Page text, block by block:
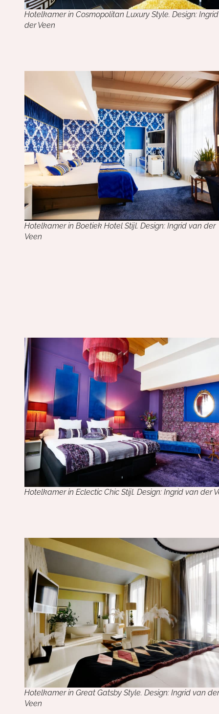
Hotelkamer in Cosmopolitan Luxury Style. Design:
der Veen
Hotelkamer in Boetiek Hotel Stijl. Design: Ingrid van der
Veen
Hotelkamer in Eclectic Chic Stijl. Design: Ingrid van der
Hotelkamer in Great Gatsby Style. Design: Ingrid van der
Veen